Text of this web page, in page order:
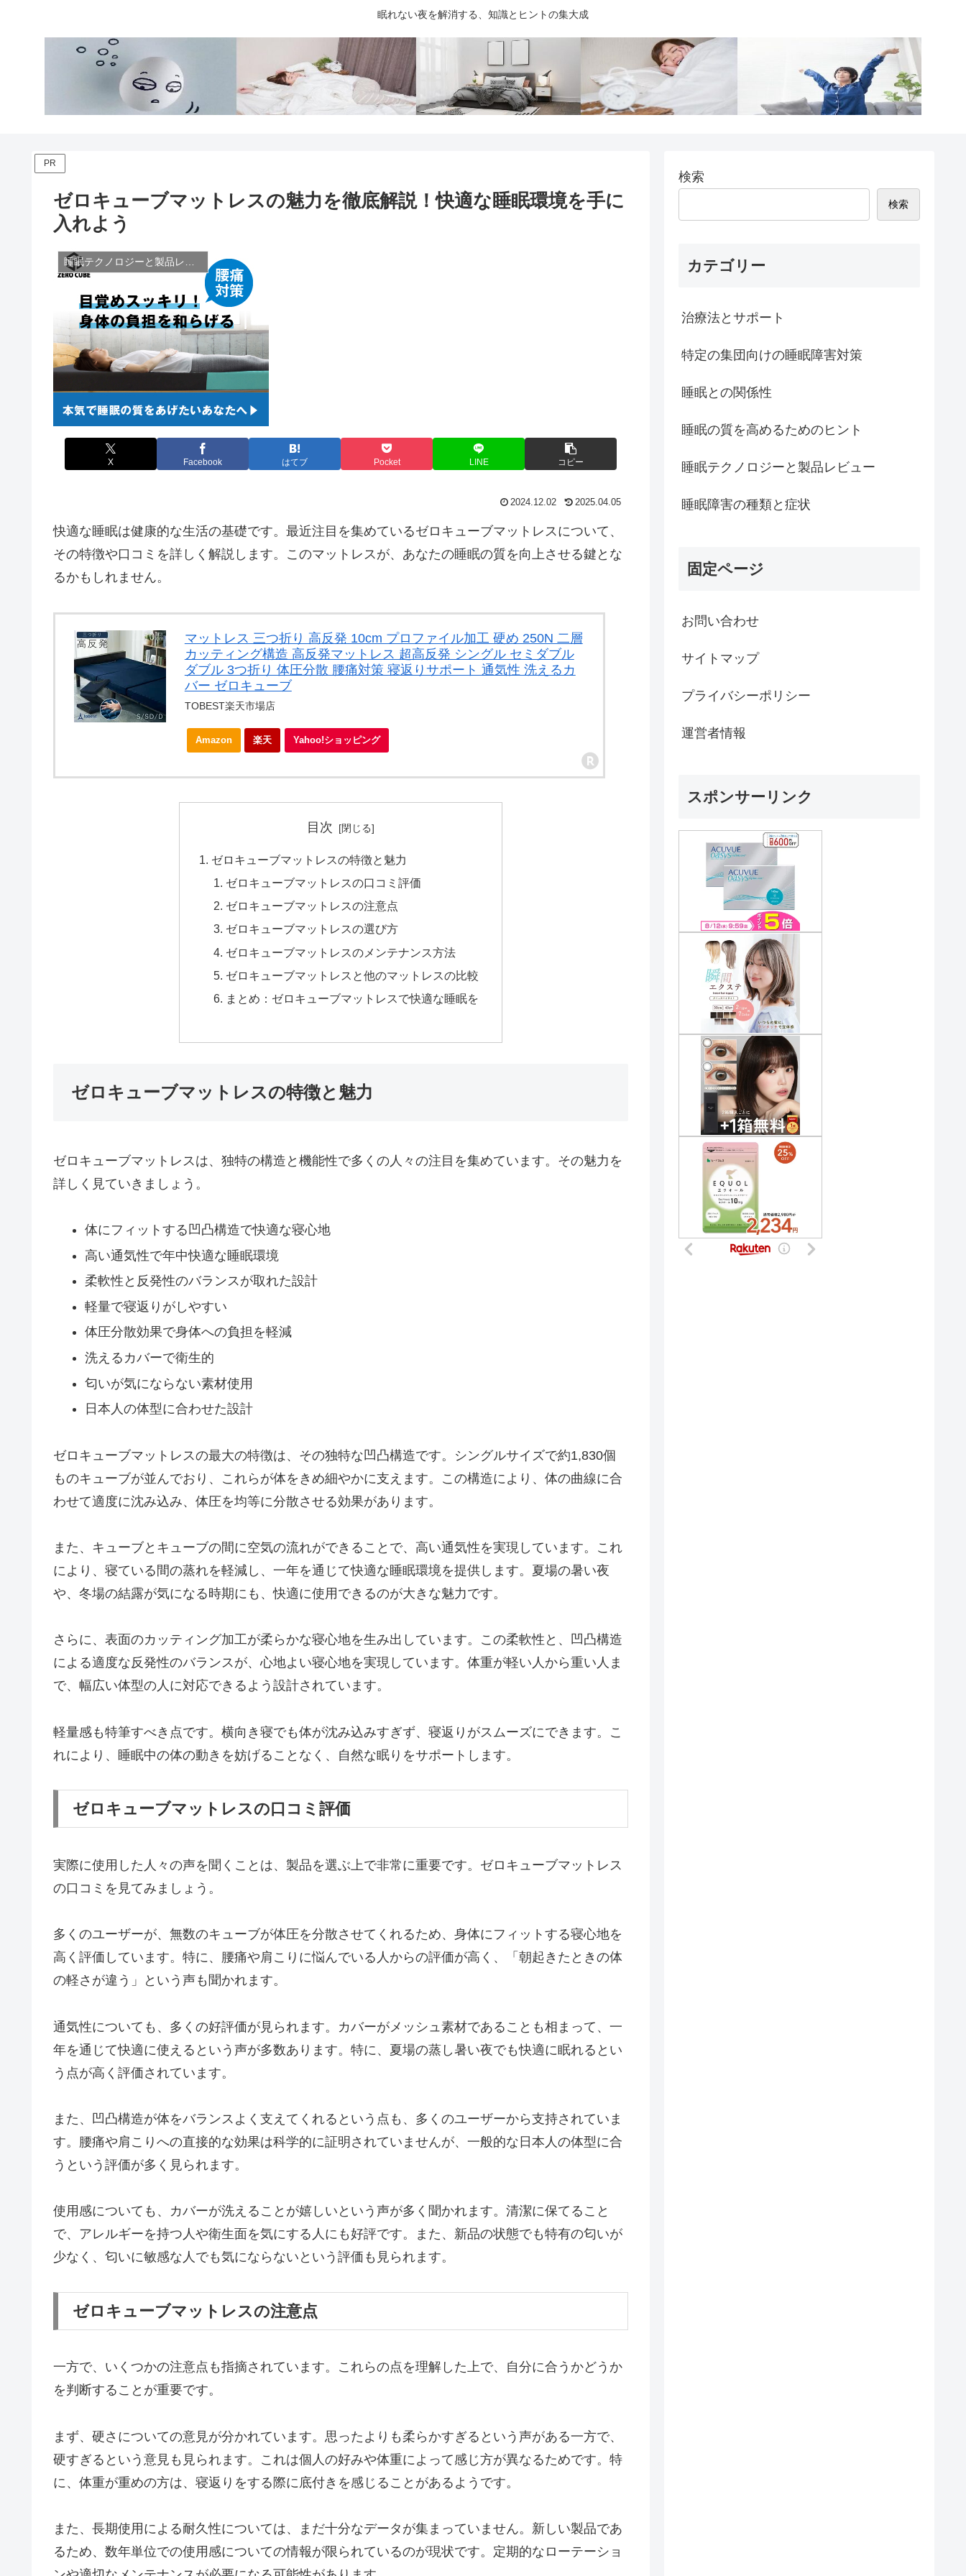
眠れない夜を解消する、知識とヒントの集大成
PR
ゼロキューブマットレスの魅力を徹底解説！快適な睡眠環境を手に
入れよう
X Facebook はてブ Pocket LINE コピー
2024.12.02 2025.04.05
快適な睡眠は健康的な生活の基礎です。最近注目を集めているゼロキューブマットレスについて、
その特徴や口コミを詳しく解説します。このマットレスが、あなたの睡眠の質を向上させる鍵とな
るかもしれません。
マットレス 三つ折り 高反発 10cm プロファイル加工 硬め 250N 二層
カッティング構造 高反発マットレス 超高反発 シングル セミダブル
ダブル 3つ折り 体圧分散 腰痛対策 寝返りサポート 通気性 洗えるカ
バー ゼロキューブ
TOBEST楽天市場店
Amazon 楽天 Yahoo!ショッピング
目次
ゼロキューブマットレスの特徴と魅力
ゼロキューブマットレスの口コミ評価
ゼロキューブマットレスの注意点
ゼロキューブマットレスの選び方
ゼロキューブマットレスのメンテナンス方法
ゼロキューブマットレスと他のマットレスの比較
まとめ：ゼロキューブマットレスで快適な睡眠を
ゼロキューブマットレスの特徴と魅力
ゼロキューブマットレスは、独特の構造と機能性で多くの人々の注目を集めています。その魅力を
詳しく見ていきましょう。
体にフィットする凹凸構造で快適な寝心地
高い通気性で年中快適な睡眠環境
柔軟性と反発性のバランスが取れた設計
軽量で寝返りがしやすい
体圧分散効果で身体への負担を軽減
洗えるカバーで衛生的
匂いが気にならない素材使用
日本人の体型に合わせた設計
ゼロキューブマットレスの最大の特徴は、その独特な凹凸構造です。シングルサイズで約1,830個
ものキューブが並んでおり、これらが体をきめ細やかに支えます。この構造により、体の曲線に合
わせて適度に沈み込み、体圧を均等に分散させる効果があります。
また、キューブとキューブの間に空気の流れができることで、高い通気性を実現しています。これ
により、寝ている間の蒸れを軽減し、一年を通じて快適な睡眠環境を提供します。夏場の暑い夜
や、冬場の結露が気になる時期にも、快適に使用できるのが大きな魅力です。
さらに、表面のカッティング加工が柔らかな寝心地を生み出しています。この柔軟性と、凹凸構造
による適度な反発性のバランスが、心地よい寝心地を実現しています。体重が軽い人から重い人ま
で、幅広い体型の人に対応できるよう設計されています。
軽量感も特筆すべき点です。横向き寝でも体が沈み込みすぎず、寝返りがスムーズにできます。こ
れにより、睡眠中の体の動きを妨げることなく、自然な眠りをサポートします。
ゼロキューブマットレスの口コミ評価
実際に使用した人々の声を聞くことは、製品を選ぶ上で非常に重要です。ゼロキューブマットレス
の口コミを見てみましょう。
多くのユーザーが、無数のキューブが体圧を分散させてくれるため、身体にフィットする寝心地を
高く評価しています。特に、腰痛や肩こりに悩んでいる人からの評価が高く、「朝起きたときの体
の軽さが違う」という声も聞かれます。
通気性についても、多くの好評価が見られます。カバーがメッシュ素材であることも相まって、一
年を通じて快適に使えるという声が多数あります。特に、夏場の蒸し暑い夜でも快適に眠れるとい
う点が高く評価されています。
また、凹凸構造が体をバランスよく支えてくれるという点も、多くのユーザーから支持されていま
す。腰痛や肩こりへの直接的な効果は科学的に証明されていませんが、一般的な日本人の体型に合
うという評価が多く見られます。
使用感についても、カバーが洗えることが嬉しいという声が多く聞かれます。清潔に保てること
で、アレルギーを持つ人や衛生面を気にする人にも好評です。また、新品の状態でも特有の匂いが
少なく、匂いに敏感な人でも気にならないという評価も見られます。
ゼロキューブマットレスの注意点
一方で、いくつかの注意点も指摘されています。これらの点を理解した上で、自分に合うかどうか
を判断することが重要です。
まず、硬さについての意見が分かれています。思ったよりも柔らかすぎるという声がある一方で、
硬すぎるという意見も見られます。これは個人の好みや体重によって感じ方が異なるためです。特
に、体重が重めの方は、寝返りをする際に底付きを感じることがあるようです。
また、長期使用による耐久性については、まだ十分なデータが集まっていません。新しい製品であ
るため、数年単位での使用感についての情報が限られているのが現状です。定期的なローテーショ
検索
検索
カテゴリー
治療法とサポート
特定の集団向けの睡眠障害対策
睡眠との関係性
睡眠の質を高めるためのヒント
睡眠テクノロジーと製品レビュー
睡眠障害の種類と症状
固定ページ
お問い合わせ
サイトマップ
プライバシーポリシー
運営者情報
スポンサーリンク